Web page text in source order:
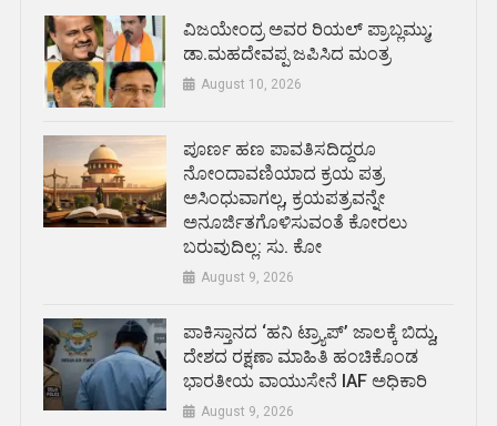
ವಿಜಯೇಂದ್ರ ಅವರ ರಿಯಲ್ ಪ್ರಾಬ್ಲಮ್ಮು;
ಡಾ.ಮಹದೇವಪ್ಪ ಜಪಿಸಿದ ಮಂತ್ರ
August 10, 2026
ಪೂರ್ಣ ಹಣ ಪಾವತಿಸದಿದ್ದರೂ
ನೋಂದಾವಣಿಯಾದ ಕ್ರಯ ಪತ್ರ
ಅಸಿಂಧುವಾಗಲ್ಲ, ಕ್ರಯಪತ್ರವನ್ನೇ
ಅನೂರ್ಜಿತಗೊಳಿಸುವಂತೆ ಕೋರಲು
ಬರುವುದಿಲ್ಲ: ಸು. ಕೋ
August 9, 2026
ಪಾಕಿಸ್ತಾನದ ‘ಹನಿ ಟ್ರ್ಯಾಪ್’ ಜಾಲಕ್ಕೆ ಬಿದ್ದು,
ದೇಶದ ರಕ್ಷಣಾ ಮಾಹಿತಿ ಹಂಚಿಕೊಂಡ
ಭಾರತೀಯ ವಾಯುಸೇನೆ IAF ಅಧಿಕಾರಿ
August 9, 2026